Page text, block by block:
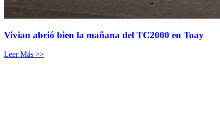
Vivian abrió bien la mañana del TC2000 en Toay
Leer Más >>